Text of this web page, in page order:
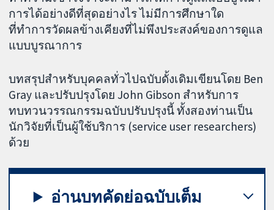
การได้อย่างดีที่สุดอย่างไร ไม่มีการศึกษาใด
ที่ทำการวัดผลข้างเคียงที่ไม่พึงประสงค์ของการดูแล
แบบบูรณาการ
บทสรุปสำหรับบุคคลทั่วไปฉบับดั้งเดิมเขียนโดย Ben
Gray และปรับปรุงโดย John Gibson สำหรับการ
ทบทวนวรรณกรรมฉบับปรับปรุงนี้ ทั้งสองท่านเป็น
นักวิจัยที่เป็นผู้ใช้บริการ (service user researchers)
ด้วย
อ่านบทคัดย่อฉบับเต็ม